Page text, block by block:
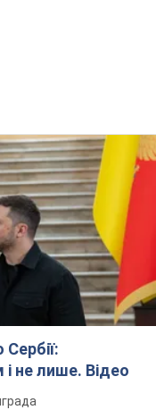
і не лише. Відео